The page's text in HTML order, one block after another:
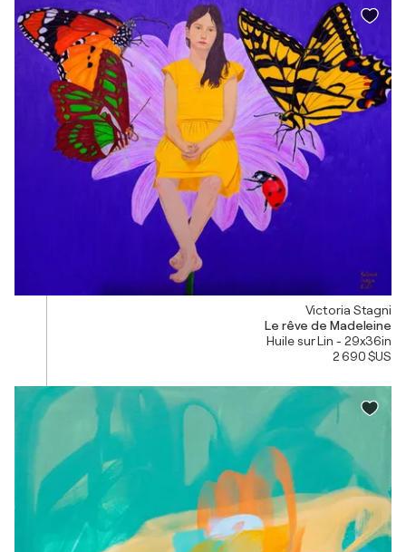
Victoria Stagni
Le rêve de Madeleine
Huile sur Lin - 29x36in
2 690 $US